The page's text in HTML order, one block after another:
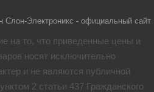
Слон-Электроникс - официальный сайт
на то, что приведенные цены и
носят исключительно
и не являются публичной
2 статьи 437 Гражданского